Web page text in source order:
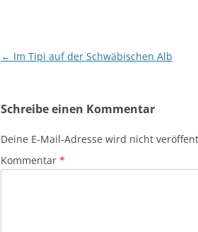
Beitragsnavigation
← Im Tipi auf der Schwäbischen Alb
Schreibe einen Kommentar
Deine E-Mail-Adresse wird nicht
Kommentar *